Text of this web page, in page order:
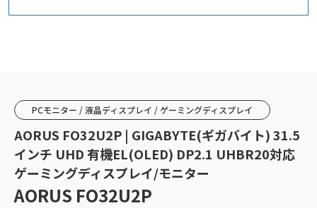
PCモニター / 液晶ディスプレイ / ゲーミングディスプレイ
AORUS FO32U2P | GIGABYTE(ギガバイト) 31.5
インチ UHD 有機EL(OLED) DP2.1 UHBR20対応
ゲーミングディスプレイ/モニター
AORUS FO32U2P